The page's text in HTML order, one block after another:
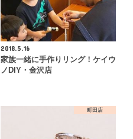
2018.5.16
家族一緒に手作りリング！ケイウ
ノDIY・金沢店
町田店